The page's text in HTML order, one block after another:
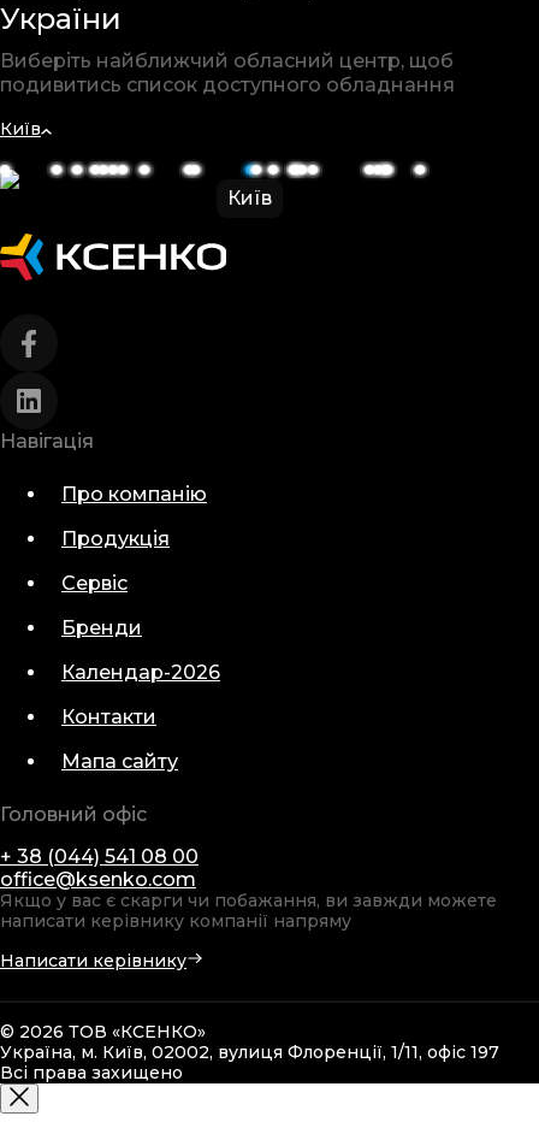
України
Виберіть найближчий обласний центр, щоб
подивитись список доступного обладнання
Київ
Київ
Навігація
Про компанію
Продукція
Сервіс
Бренди
Календар-2026
Контакти
Мапа сайту
Головний офіс
+ 38 (044) 541 08 00
office@ksenko.com
Якщо у вас є скарги чи побажання, ви завжди можете
написати керівнику компанії напряму
Написати керівнику
© 2026 ТОВ «КСЕНКО»
Україна, м. Київ, 02002, вулиця Флоренції, 1/11, офіс 197
Всі права захищено